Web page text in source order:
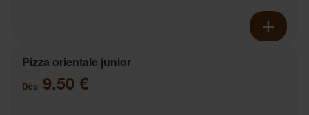
Pizza orientale junior
Dès 9.50 €